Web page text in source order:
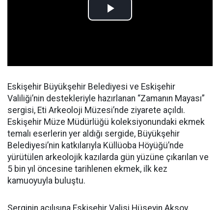
Eskişehir Büyükşehir Belediyesi ve Eskişehir
Valiliği’nin destekleriyle hazırlanan “Zamanın Mayası”
sergisi, Eti Arkeoloji Müzesi’nde ziyarete açıldı.
Eskişehir Müze Müdürlüğü koleksiyonundaki ekmek
temalı eserlerin yer aldığı sergide, Büyükşehir
Belediyesi’nin katkılarıyla Küllüoba Höyüğü’nde
yürütülen arkeolojik kazılarda gün yüzüne çıkarılan ve
5 bin yıl öncesine tarihlenen ekmek, ilk kez
kamuoyuyla buluştu.